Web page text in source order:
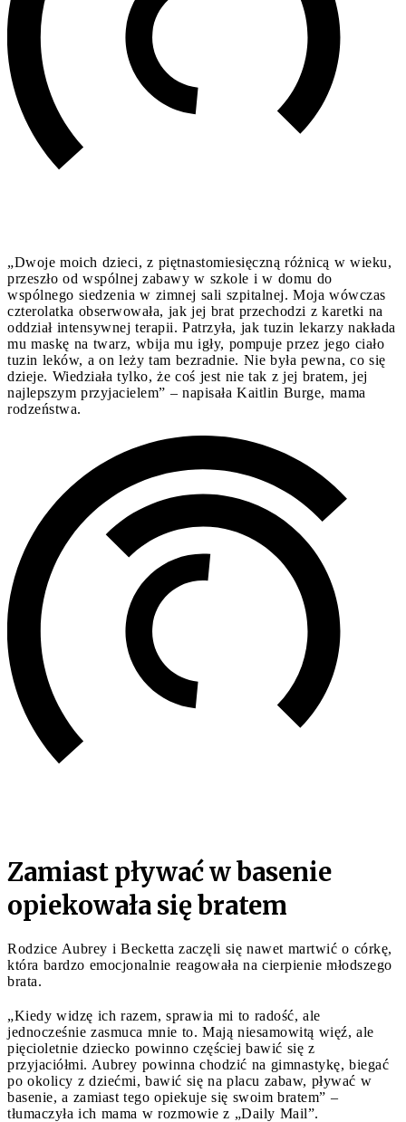
„Dwoje moich dzieci, z piętnastomiesięczną różnicą w wieku,
przeszło od wspólnej zabawy w szkole i w domu do
wspólnego siedzenia w zimnej sali szpitalnej. Moja wówczas
czterolatka obserwowała, jak jej brat przechodzi z karetki na
oddział intensywnej terapii. Patrzyła, jak tuzin lekarzy nakłada
mu maskę na twarz, wbija mu igły, pompuje przez jego ciało
tuzin leków, a on leży tam bezradnie. Nie była pewna, co się
dzieje. Wiedziała tylko, że coś jest nie tak z jej bratem, jej
najlepszym przyjacielem” – napisała Kaitlin Burge, mama
rodzeństwa.
Zamiast pływać w basenie
opiekowała się bratem
Rodzice Aubrey i Becketta zaczęli się nawet martwić o córkę,
która bardzo emocjonalnie reagowała na cierpienie młodszego
brata.
„Kiedy widzę ich razem, sprawia mi to radość, ale
jednocześnie zasmuca mnie to. Mają niesamowitą więź, ale
pięcioletnie dziecko powinno częściej bawić się z
przyjaciółmi. Aubrey powinna chodzić na gimnastykę, biegać
po okolicy z dziećmi, bawić się na placu zabaw, pływać w
basenie, a zamiast tego opiekuje się swoim bratem” –
tłumaczyła ich mama w rozmowie z „Daily Mail”.